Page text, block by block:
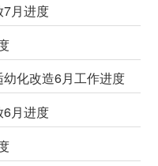
7月进度
化改造6月工作进度
6月进度